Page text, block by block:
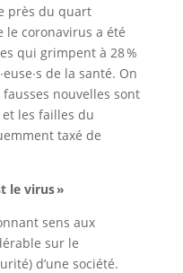
près du quart
le coronavirus a été
qui grimpent à 28 %
de la santé. On
nouvelles sont
les failles du
taxé de
le virus »
sens aux
sur le
d’une société.